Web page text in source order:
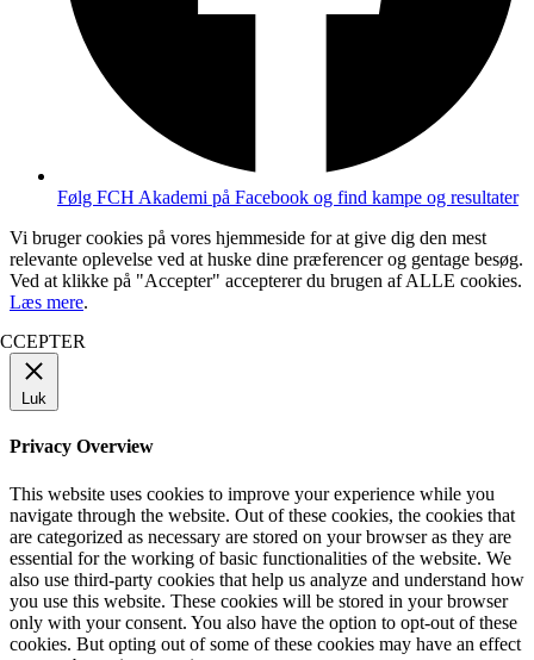
Følg FCH Akademi på Facebook og find kampe og resultater
Vi bruger cookies på vores hjemmeside for at give dig den mest
relevante oplevelse ved at huske dine præferencer og gentage besøg.
Ved at klikke på "Accepter" accepterer du brugen af ​​ALLE cookies.
Læs mere.
Luk
Privacy Overview
This website uses cookies to improve your experience while you
navigate through the website. Out of these cookies, the cookies that
are categorized as necessary are stored on your browser as they are
essential for the working of basic functionalities of the website. We
also use third-party cookies that help us analyze and understand how
you use this website. These cookies will be stored in your browser
only with your consent. You also have the option to opt-out of these
cookies. But opting out of some of these cookies may have an effect